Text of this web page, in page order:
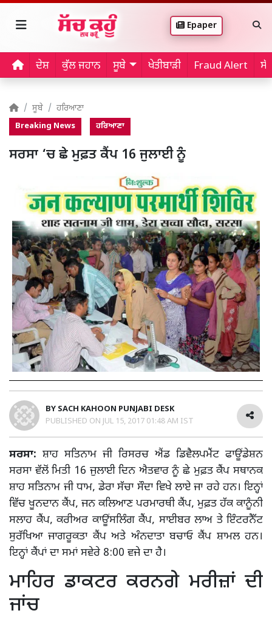
Epaper
ਦੇਸ਼ ਕੁੱਲ ਜਹਾਨ ਸੂਬੇ ਖੇਤੀਬਾੜੀ Fraud Alert
ਸੂਬੇ ਹਰਿਆਣਾ
Breaking News ਹਰਿਆਣਾ
ਸਰਸਾ ‘ਚ ਛੇ ਮੁਫ਼ਤ ਕੈਂਪ 16 ਜੁਲਾਈ ਨੂੰ
BY SACH KAHOON PUNJABI DESK
PUBLISHED ON JUL 15, 2017 01:48 AM IST
ਸਰਸਾ: ਸ਼ਾਹ ਸਤਿਨਾਮ ਜੀ ਰਿਸਰਚ ਐਂਡ ਡਿਵੈਲਪਮੈਂਟ ਫਾਊਂਡੇਸ਼ਨ
ਸਰਸਾ ਵੱਲੋਂ ਮਿਤੀ 16 ਜੁਲਾਈ ਦਿਨ ਐਤਵਾਰ ਨੂੰ ਛੇ ਮੁਫ਼ਤ ਕੈਂਪ ਸਥਾਨਕ
ਸ਼ਾਹ ਸਤਿਨਾਮ ਜੀ ਧਾਮ, ਡੇਰਾ ਸੱਚਾ ਸੌਦਾ ਵਿਖੇ ਲਾਏ ਜਾ ਰਹੇ ਹਨ। ਇਨ੍ਹਾਂ
ਵਿੱਚ ਖੂਨਦਾਨ ਕੈਂਪ, ਜਨ ਕਲਿਆਣ ਪਰਮਾਰਥੀ ਕੈਂਪ, ਮੁਫ਼ਤ ਹੱਕ ਕਾਨੂੰਨੀ
ਸਲਾਹ ਕੈਂਪ, ਕਰੀਅਰ ਕਾਊਂਸਲਿੰਗ ਕੈਂਪ, ਸਾਈਬਰ ਲਾਅ ਤੇ ਇੰਟਰਨੈੱਟ
ਸੁਰੱਖਿਆ ਜਾਗਰੂਕਤਾ ਕੈਂਪ ਅਤੇ ਅੰਨਦਾਤਾ ਬਚਾਓ ਕੈਂਪ ਸ਼ਾਮਲ ਹਨ।
ਇਨ੍ਹਾਂ ਕੈਂਪਾਂ ਦਾ ਸਮਾਂ ਸਵੇਰੇ 8:00 ਵਜੇ ਦਾ ਹੈ।
ਮਾਹਿਰ ਡਾਕਟਰ ਕਰਨਗੇ ਮਰੀਜ਼ਾਂ ਦੀ
ਜਾਂਚ